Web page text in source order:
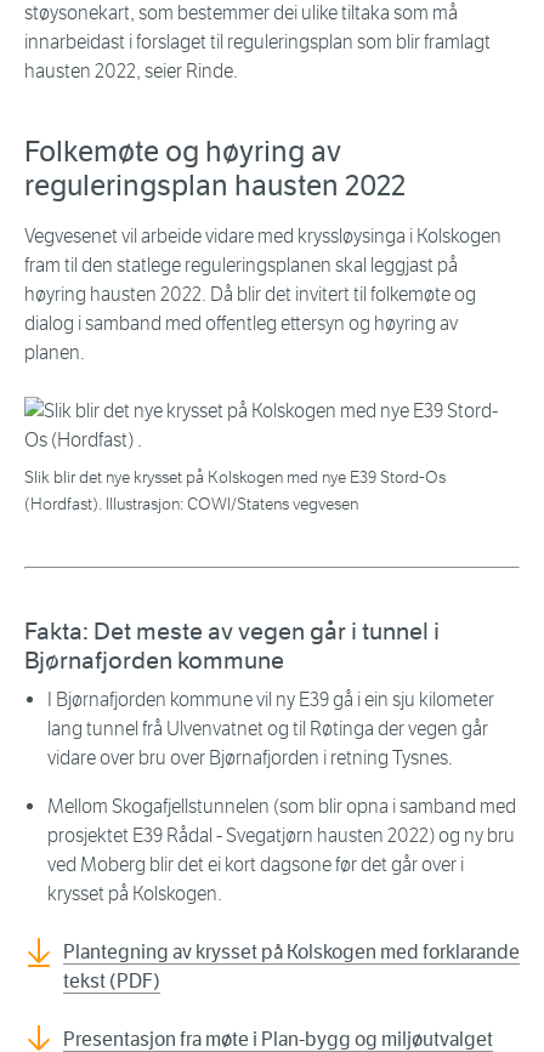
støysonekart, som bestemmer dei ulike tiltaka som må
innarbeidast i forslaget til reguleringsplan som blir framlagt
hausten 2022, seier Rinde.
Folkemøte og høyring av
reguleringsplan hausten 2022
Vegvesenet vil arbeide vidare med kryssløysinga i Kolskogen
fram til den statlege reguleringsplanen skal leggjast på
høyring hausten 2022. Då blir det invitert til folkemøte og
dialog i samband med offentleg ettersyn og høyring av
planen.
Slik blir det nye krysset på Kolskogen med nye E39 Stord-Os
(Hordfast). Illustrasjon: COWI/Statens vegvesen
Fakta: Det meste av vegen går i tunnel i
Bjørnafjorden kommune
I Bjørnafjorden kommune vil ny E39 gå i ein sju kilometer
lang tunnel frå Ulvenvatnet og til Røtinga der vegen går
vidare over bru over Bjørnafjorden i retning Tysnes.
Mellom Skogafjellstunnelen (som blir opna i samband med
prosjektet E39 Rådal - Svegatjørn hausten 2022) og ny bru
ved Moberg blir det ei kort dagsone før det går over i
krysset på Kolskogen.
Plantegning av krysset på Kolskogen med forklarande
tekst (PDF)
Presentasjon fra møte i Plan-bygg og miljøutvalget